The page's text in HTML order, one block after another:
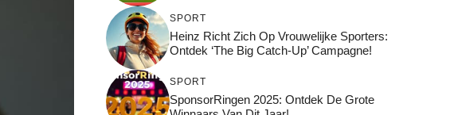
SPORT
Heinz Richt Zich Op Vrouwelijke Sporters:
Ontdek ‘The Big Catch-Up’ Campagne!
SPORT
SponsorRingen 2025: Ontdek De Grote